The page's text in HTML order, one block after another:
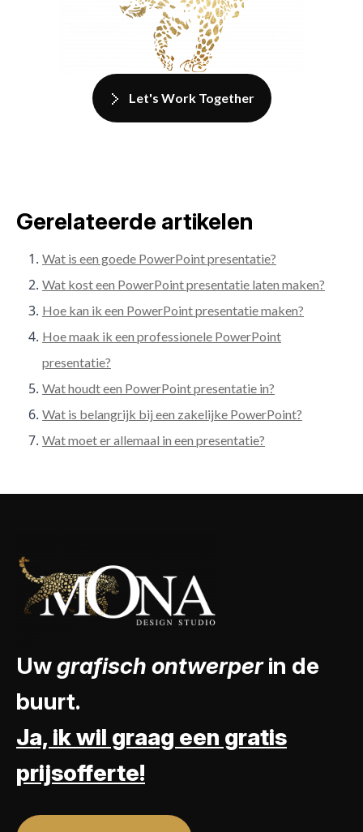
Let's Work Together
Gerelateerde artikelen
Wat is een goede PowerPoint presentatie?
Wat kost een PowerPoint presentatie laten maken?
Hoe kan ik een PowerPoint presentatie maken?
Hoe maak ik een professionele PowerPoint
presentatie?
Wat houdt een PowerPoint presentatie in?
Wat is belangrijk bij een zakelijke PowerPoint?
Wat moet er allemaal in een presentatie?
Uwgrafisch ontwerperin de
buurt.
Ja, ik wil graag een gratis
prijsofferte!